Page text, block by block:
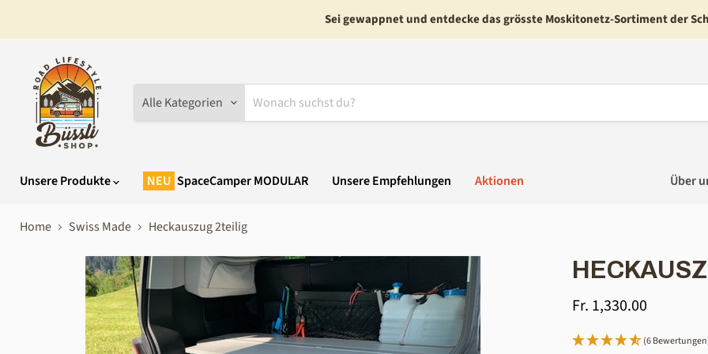
Sei gewappnet und entdecke das grösste Moskitonetz-Sortiment der
Alle Kategorien
Unsere Produkte SpaceCamper MODULAR Unsere Empfehlungen Aktionen Über
Home Swiss Made Heckauszug 2teilig
Aktueller Preis
Fr. 1,330.00
(6